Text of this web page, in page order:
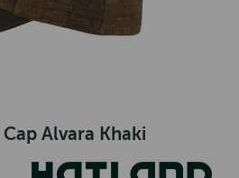
Alvara Khaki